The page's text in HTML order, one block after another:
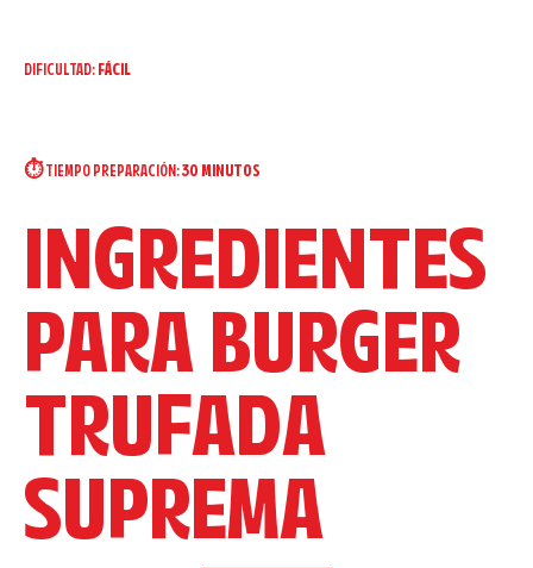
DIFICULTAD: FÁCIL
⏱️ TIEMPO PREPARACIÓN:30 MINUTOS
INGREDIENTES
PARA BURGER
TRUFADA
SUPREMA